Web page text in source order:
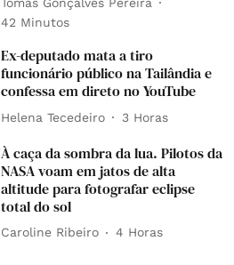
42 Minutos
Ex-deputado mata a tiro
funcionário público na Tailândia e
confessa em direto no YouTube
Helena Tecedeiro 3 Horas
À caça da sombra da lua. Pilotos da
NASA voam em jatos de alta
altitude para fotografar eclipse
total do sol
Caroline Ribeiro 4 Horas